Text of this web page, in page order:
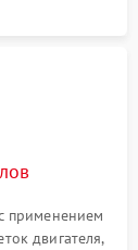
применением
двигателя,